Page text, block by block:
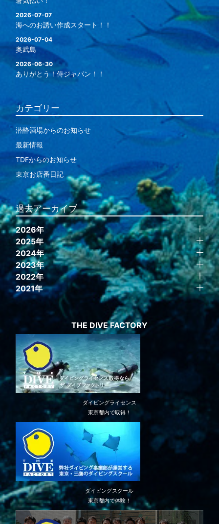
2026-07-07
海へのお誘い作成スタート！！
2026-07-04
奥武島
2026-06-30
ありがとう！侍ジャパン！！
カテゴリー
潜酔酒場からのお知らせ
最新情報
TDFからのお知らせ
東京お店番日記
過去アーカイブ
2026年
2025年
2024年
2023年
2022年
2021年
THE DIVE FACTORY
ダイビングライセンス
東京都内で取得！
ダイビングスクール
東京都内で体験！